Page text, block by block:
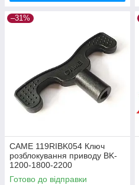
–31%
CAME 119RIBK054 Ключ
розблокування приводу BK-
1200-1800-2200
Готово до відправки